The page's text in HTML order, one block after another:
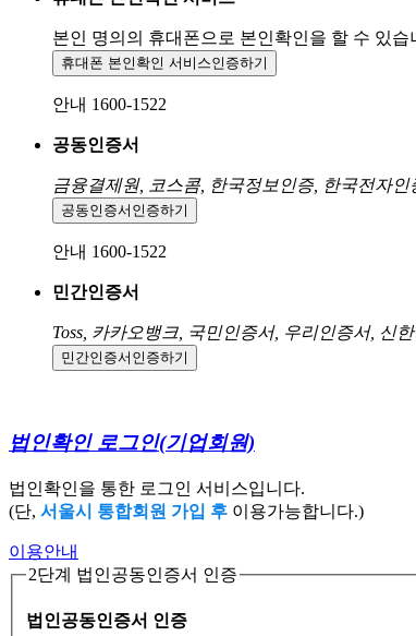
본인 명의의 휴대폰으로 본인확인을 할 수 있습
휴대폰 본인확인 서비스인증하기
안내 1600-1522
공동인증서
금융결제원, 코스콤, 한국정보인증, 한국전자인
공동인증서 인증하기
안내 1600-1522
민간인증서
Toss, 카카오뱅크, 국민인증서, 우리인증서, 신
민간인증서 인증하기
법인확인 로그인(기업회원)
법인확인을 통한 로그인 서비스입니다.
(단, 서울시 통합회원 가입 후 이용가능합니다.)
이용안내
2단계 법인공동인증서 인증
법인공동인증서 인증